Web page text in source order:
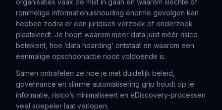
organisaties vaak de mist in gaan en waarom slechte of
rommelige informatiehuishouding enorme gevolgen kan
hebben zodra er een juridisch verzoek of onderzoek
plaatsvindt. Je hoort waarom meer data juist méér risico
betekent, hoe ‘data hoarding’ ontstaat en waarom een
eenmalige opschoonactie nooit voldoende is.
Samen ontrafelen ze hoe je met duidelijk beleid,
governance en slimme automatisering grip houdt op je
informatie, risico’s minimaliseert en eDiscovery‑processen
veel soepeler laat verlopen.